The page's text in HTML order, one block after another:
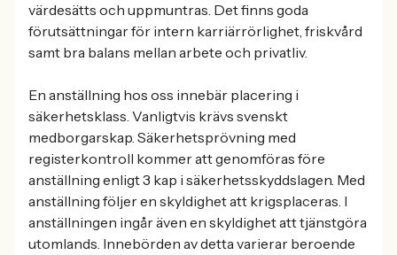
värdesätts och uppmuntras. Det finns goda
förutsättningar för intern karriärrörlighet, friskvård
samt bra balans mellan arbete och privatliv.
En anställning hos oss innebär placering i
säkerhetsklass. Vanligtvis krävs svenskt
medborgarskap. Säkerhetsprövning med
registerkontroll kommer att genomföras före
anställning enligt 3 kap i säkerhetsskyddslagen. Med
anställning följer en skyldighet att krigsplaceras. I
anställningen ingår även en skyldighet att tjänstgöra
utomlands. Innebörden av detta varierar beroende